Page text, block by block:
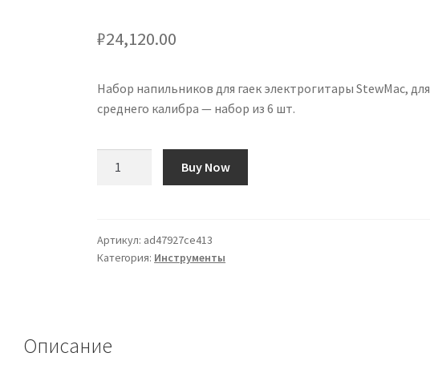
₽24,120.00
Набор напильников для гаек электрогитары StewMac, для
среднего калибра — набор из 6 шт.
de
Limas
Guitarra
Buy Now
Артикул: ad47927ce413
Категория: Инструменты
Описание